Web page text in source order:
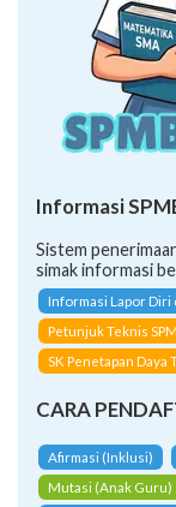
Informasi
Sistem
simak informasi
Informasi Lapor Diri
Petunjuk Teknis
SK Penetapan Daya
CARA
Afirmasi (Inklusi)
Mutasi (Anak Guru)